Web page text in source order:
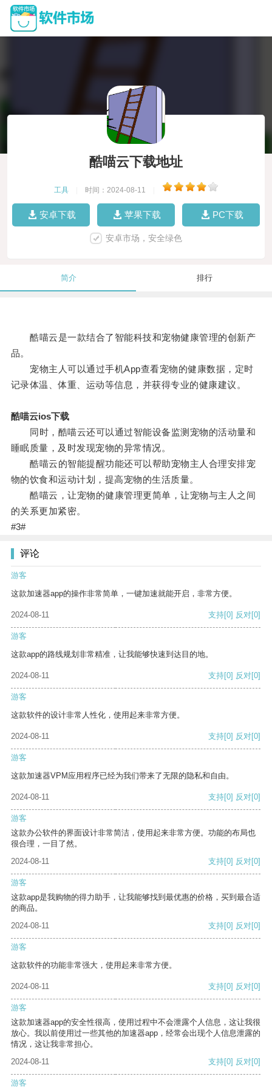
酷喵云下载地址
工具 时间：2024-08-11
安卓下载 苹果下载 PC下载
安卓市场，安全绿色
简介 排行
酷喵云是一款结合了智能科技和宠物健康管理的创新产
品。
宠物主人可以通过手机App查看宠物的健康数据，定时
记录体温、体重、运动等信息，并获得专业的健康建议。
酷喵云ios下载
同时，酷喵云还可以通过智能设备监测宠物的活动量和
睡眠质量，及时发现宠物的异常情况。
酷喵云的智能提醒功能还可以帮助宠物主人合理安排宠
物的饮食和运动计划，提高宠物的生活质量。
酷喵云，让宠物的健康管理更简单，让宠物与主人之间
的关系更加紧密。
#3#
评论
游客
这款加速器app的操作非常简单，一键加速就能开启，非常方便。
2024-08-11 支持[0] 反对[0]
游客
这款app的路线规划非常精准，让我能够快速到达目的地。
2024-08-11 支持[0] 反对[0]
游客
这款软件的设计非常人性化，使用起来非常方便。
2024-08-11 支持[0] 反对[0]
游客
这款加速器VPM应用程序已经为我们带来了无限的隐私和自由。
2024-08-11 支持[0] 反对[0]
游客
这款办公软件的界面设计非常简洁，使用起来非常方便。功能的布局也
很合理，一目了然。
2024-08-11
支持[0] 反对[0]
游客
这款app是我购物的得力助手，让我能够找到最优惠的价格，买到最合适
的商品。
2024-08-11
支持[0] 反对[0]
游客
这款软件的功能非常强大，使用起来非常方便。
2024-08-11 支持[0] 反对[0]
游客
这款加速器app的安全性很高，使用过程中不会泄露个人信息，这让我很
放心。我以前使用过一些其他的加速器app，经常会出现个人信息泄露的
情况，这让我非常担心。
2024-08-11
支持[0] 反对[0]
游客